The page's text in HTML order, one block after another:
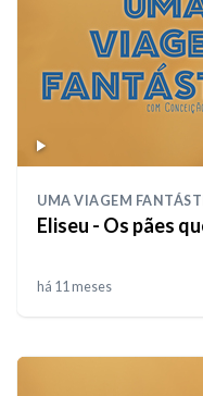
UMA VIAGEM
Eliseu - Os pães
há 11 meses